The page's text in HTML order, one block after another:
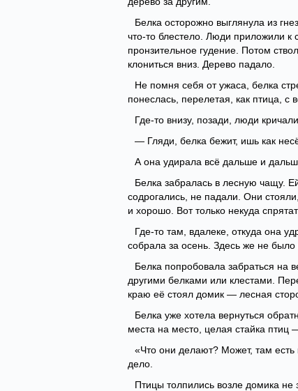
Белка осторожно выглянула из
что-то блестело. Люди приложили к
пронзительное гудение. Потом
клониться вниз. Дерево падало.
Не помня себя от ужаса, белка
понеслась, перелетая, как птица, с
Где-то внизу, позади, люди
— Гляди, белка бежит, ишь как
А она удирала всё дальше и
Белка забралась в лесную чащу.
содрогались, не падали. Они
и хорошо. Вот только некуда
Где-то там, вдалеке, откуда она
собрала за осень. Здесь же не было
Белка попробовала забраться на
другими белками или клестами.
краю её стоял домик — лесная
Белка уже хотела вернуться
места на место, целая стайка
«Что они делают? Может, там
дело.
Птицы толпились возле домика не